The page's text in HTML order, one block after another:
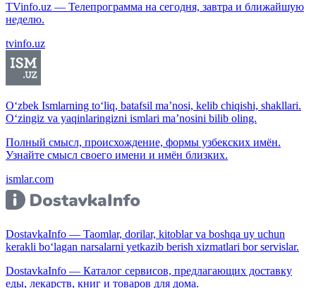
TVinfo.uz — Телепрограмма на сегодня, завтра и ближайшую
неделю.
tvinfo.uz
O‘zbek Ismlarning to‘liq, batafsil ma’nosi, kelib chiqishi, shakllari.
O‘zingiz va yaqinlaringizni ismlari ma’nosini bilib oling.
Полный смысл, происхождение, формы узбекских имён.
Узнайте смысл своего имени и имён близких.
ismlar.com
DostavkaInfo — Taomlar, dorilar, kitoblar va boshqa uy uchun
kerakli bo‘lagan narsalarni yetkazib berish xizmatlari bor servislar.
DostavkaInfo — Каталог сервисов, предлагающих доставку
еды, лекарств, книг и товаров для дома.